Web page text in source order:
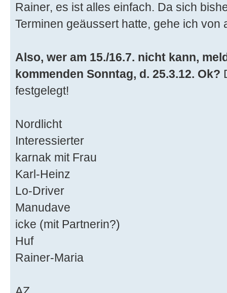
Rainer, es ist alles einfach. Da sich
Terminen geäussert hatte, gehe ich von
Also, wer am 15./16.7. nicht kann,
kommenden Sonntag, d. 25.3.12. Ok?
festgelegt!
Nordlicht
Interessierter
karnak mit Frau
Karl-Heinz
Lo-Driver
Manudave
icke (mit Partnerin?)
Huf
Rainer-Maria